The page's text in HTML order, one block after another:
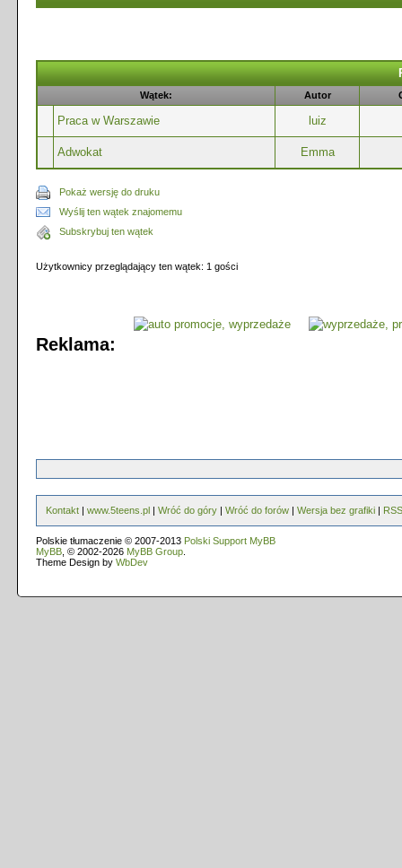
Wątek: Autor
Praca w Warszawie luiz
Adwokat Emma
Pokaż wersję do druku
Wyślij ten wątek znajomemu
Subskrybuj ten wątek
Użytkownicy przeglądający ten wątek: 1 gości
Reklama:
Kontakt | www.5teens.pl | Wróć do góry | Wróć do forów | Wersja bez grafiki | RSS
Polskie tłumaczenie © 2007-2013 Polski Support MyBB
MyBB , © 2002-2026 MyBB Group
Theme Design by WbDev